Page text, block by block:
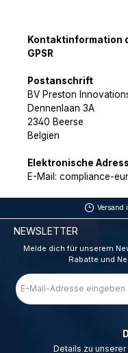
Kontaktinformation
GPSR
Postanschrift
BV Preston
Dennenlaan 3A
2340 Beerse
Belgien
Elektronische
E-Mail: compliance-
Versand
NEWSLETTER
Melde dich für unserem
Rabatte und
E-
Mail-
Adresse